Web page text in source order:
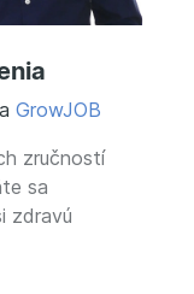
a GrowJOB
zručností
sa
zdravú